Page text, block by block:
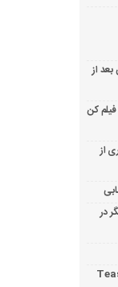
از
کن
از
در